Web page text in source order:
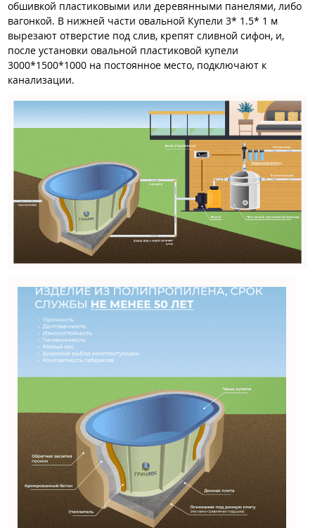
обшивкой пластиковыми или деревянными панелями, либо
вагонкой. В нижней части овальной Купели 3* 1.5* 1 м
вырезают отверстие под слив, крепят сливной сифон, и,
после установки овальной пластиковой купели
3000*1500*1000 на постоянное место, подключают к
канализации.